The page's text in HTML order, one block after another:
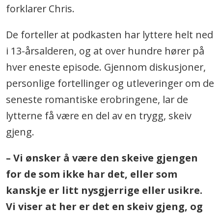
forklarer Chris.
De forteller at podkasten har lyttere helt ned
i 13-årsalderen, og at over hundre hører på
hver eneste episode. Gjennom diskusjoner,
personlige fortellinger og utleveringer om de
seneste romantiske erobringene, lar de
lytterne få være en del av en trygg, skeiv
gjeng.
– Vi ønsker å være den skeive gjengen
for de som ikke har det, eller som
kanskje er litt nysgjerrige eller usikre.
Vi viser at her er det en skeiv gjeng, og